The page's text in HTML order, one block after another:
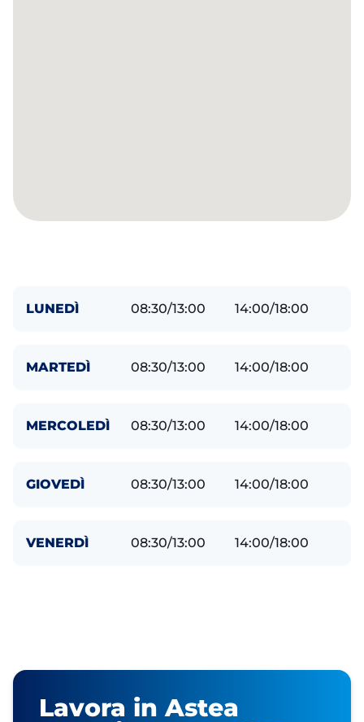
LUNEDÌ 08:30/13:00 14:00/18:00
MARTEDÌ 08:30/13:00 14:00/18:00
MERCOLEDÌ 08:30/13:00 14:00/18:00
GIOVEDÌ 08:30/13:00 14:00/18:00
VENERDÌ 08:30/13:00 14:00/18:00
Lavora in Astea